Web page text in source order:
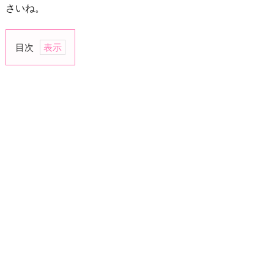
さいね。
目次
1.